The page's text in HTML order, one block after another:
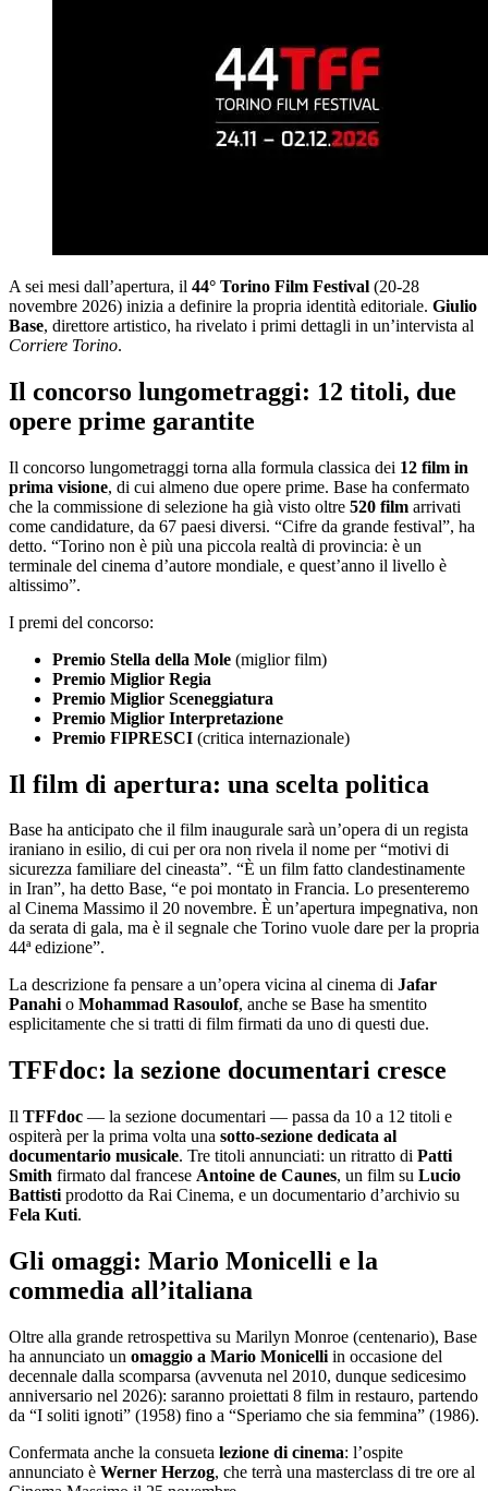
A sei mesi dall’apertura, il 44° Torino Film Festival (20-28
novembre 2026) inizia a definire la propria identità editoriale. Giulio
Base, direttore artistico, ha rivelato i primi dettagli in un’intervista al
Corriere Torino.
Il concorso lungometraggi: 12 titoli, due
opere prime garantite
Il concorso lungometraggi torna alla formula classica dei 12 film in
prima visione, di cui almeno due opere prime. Base ha confermato
che la commissione di selezione ha già visto oltre 520 film arrivati
come candidature, da 67 paesi diversi. “Cifre da grande festival”, ha
detto. “Torino non è più una piccola realtà di provincia: è un
terminale del cinema d’autore mondiale, e quest’anno il livello è
altissimo”.
I premi del concorso:
Premio Stella della Mole (miglior film)
Premio Miglior Regia
Premio Miglior Sceneggiatura
Premio Miglior Interpretazione
Premio FIPRESCI (critica internazionale)
Il film di apertura: una scelta politica
Base ha anticipato che il film inaugurale sarà un’opera di un regista
iraniano in esilio, di cui per ora non rivela il nome per “motivi di
sicurezza familiare del cineasta”. “È un film fatto clandestinamente
in Iran”, ha detto Base, “e poi montato in Francia. Lo presenteremo
al Cinema Massimo il 20 novembre. È un’apertura impegnativa, non
da serata di gala, ma è il segnale che Torino vuole dare per la propria
44ª edizione”.
La descrizione fa pensare a un’opera vicina al cinema di Jafar
Panahio Mohammad Rasoulof, anche se Base ha smentito
esplicitamente che si tratti di film firmati da uno di questi due.
TFFdoc: la sezione documentari cresce
Il TFFdoc — la sezione documentari — passa da 10 a 12 titoli e
ospiterà per la prima volta una sotto-sezione dedicata al
documentario musicale. Tre titoli annunciati: un ritratto di Patti
Smith firmato dal francese Antoine de Caunes, un film su Lucio
Battisti prodotto da Rai Cinema, e un documentario d’archivio su
Fela Kuti.
Gli omaggi: Mario Monicelli e la
commedia all’italiana
Oltre alla grande retrospettiva su Marilyn Monroe (centenario), Base
ha annunciato un omaggio a Mario Monicelli in occasione del
decennale dalla scomparsa (avvenuta nel 2010, dunque sedicesimo
anniversario nel 2026): saranno proiettati 8 film in restauro, partendo
da “I soliti ignoti” (1958) fino a “Speriamo che sia femmina” (1986).
Confermata anche la consueta lezione di cinema: l’ospite
annunciato è Werner Herzog, che terrà una masterclass di tre ore al